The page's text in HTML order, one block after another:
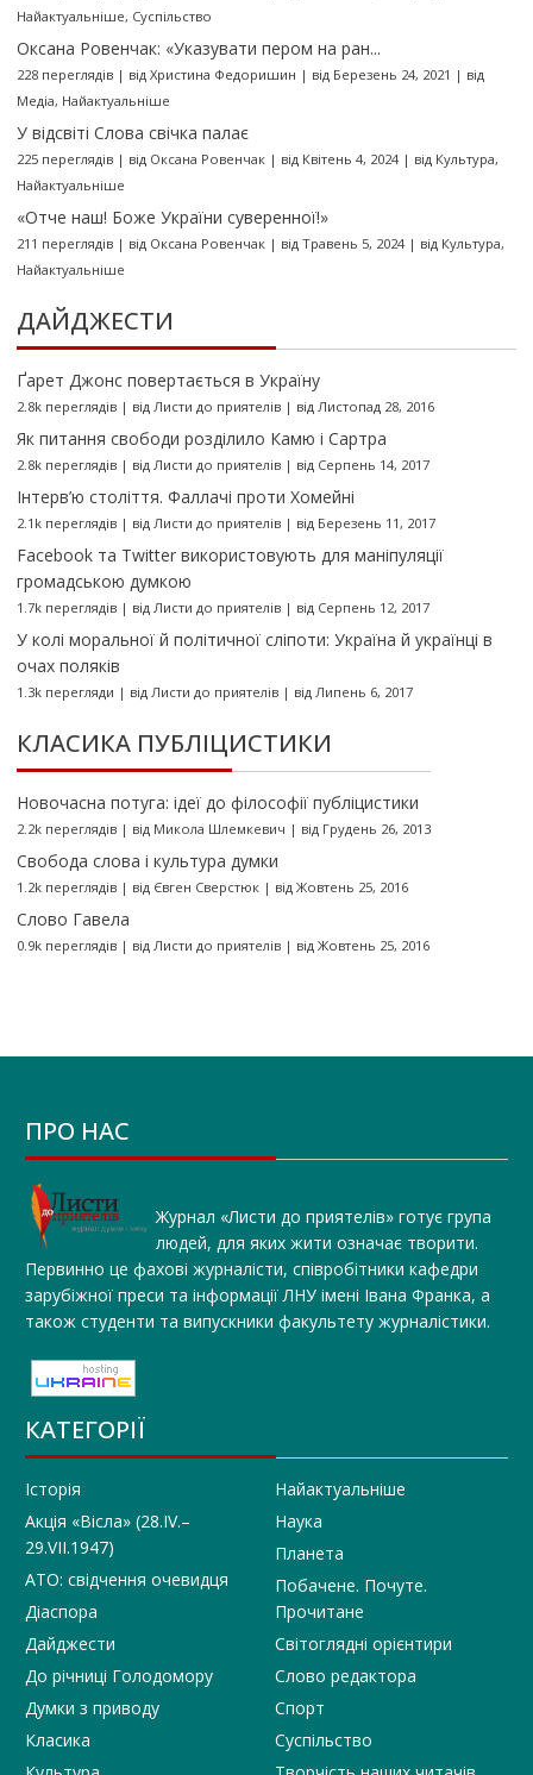
Найактуальніше, Суспільство
Оксана Ровенчак: «Указувати пером на ран...
228 переглядів| від Христина Федоришин | від Березень 24, 2021 | від
Медіа, Найактуальніше
У відсвіті Слова свічка палає
225 переглядів| від Оксана Ровенчак| від Квітень 4, 2024| від Культура,
Найактуальніше
«Отче наш! Боже України суверенної!»
211 переглядів| від Оксана Ровенчак| від Травень 5, 2024| від Культура,
Найактуальніше
ДАЙДЖЕСТИ
Ґарет Джонс повертається в Україну
2.8k переглядів| від Листи до приятелів| від Листопад 28, 2016
Як питання свободи розділило Камю і Сартра
2.8k переглядів| від Листи до приятелів| від Серпень 14, 2017
Інтерв’ю століття. Фаллачі проти Хомейні
2.1k переглядів| від Листи до приятелів| від Березень 11, 2017
Facebook та Twitter використовують для маніпуляції
громадською думкою
1.7k переглядів| від Листи до приятелів| від Серпень 12, 2017
У колі моральної й політичної сліпоти: Україна й українці в
очах поляків
1.3k перегляди | від Листи до приятелів| від Липень 6, 2017
КЛАСИКА ПУБЛІЦИСТИКИ
Новочасна потуга: ідеї до філософії публіцистики
2.2k переглядів| від Микола Шлемкевич | від Грудень 26, 2013
Свобода слова і культура думки
1.2k переглядів| від Євген Сверстюк| від Жовтень 25, 2016
Слово Гавела
0.9k переглядів| від Листи до приятелів| від Жовтень 25, 2016
ПРО НАС
Журнал «Листи до приятелів» готує група
людей, для яких жити означає творити.
Первинно це фахові журналісти, співробітники кафедри
зарубіжної преси та інформації ЛНУ імені Івана Франка, а
також студенти та випускники факультету журналістики.
КАТЕГОРІЇ
Історія
Акція «Вісла» (28.IV.–
29.VII.1947)
АТО: свідчення очевидця
Діаспора
Дайджести
До річниці Голодомору
Думки з приводу
Класика
Найактуальніше
Наука
Планета
Побачене. Почуте.
Прочитане
Світоглядні орієнтири
Слово редактора
Спорт
Суспільство